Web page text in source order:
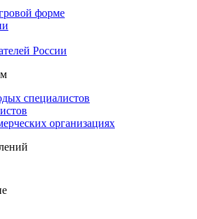
форме
России
специалистов
организациях